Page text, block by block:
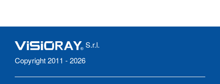
S.r.l.
Copyright 2011 - 2026